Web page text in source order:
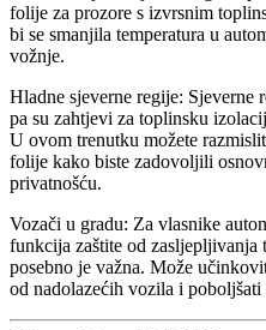
folije za prozore s izvrsnim
bi se smanjila temperatura u
vožnje.
Hladne sjeverne regije: Sjeverne
pa su zahtjevi za toplinsku
U ovom trenutku možete
folije kako biste zadovoljili
privatnošću.
Vozači u gradu: Za vlasnike
funkcija zaštite od
posebno je važna. Može
od nadolazećih vozila i poboljšati